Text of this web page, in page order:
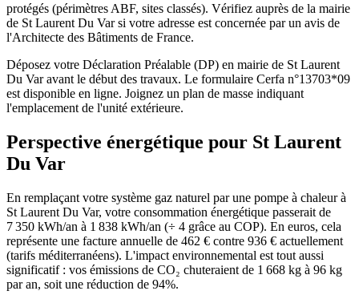
protégés (périmètres ABF, sites classés). Vérifiez auprès de la mairie
de St Laurent Du Var si votre adresse est concernée par un avis de
l'Architecte des Bâtiments de France.
Déposez votre Déclaration Préalable (DP) en mairie de St Laurent
Du Var avant le début des travaux. Le formulaire Cerfa n°13703*09
est disponible en ligne. Joignez un plan de masse indiquant
l'emplacement de l'unité extérieure.
Perspective énergétique pour St Laurent
Du Var
En remplaçant votre système gaz naturel par une pompe à chaleur à
St Laurent Du Var, votre consommation énergétique passerait de
7 350 kWh/an à 1 838 kWh/an (÷ 4 grâce au COP). En euros, cela
représente une facture annuelle de 462 € contre 936 € actuellement
(tarifs méditerranéens). L'impact environnemental est tout aussi
significatif : vos émissions de CO₂ chuteraient de 1 668 kg à 96 kg
par an, soit une réduction de 94%.